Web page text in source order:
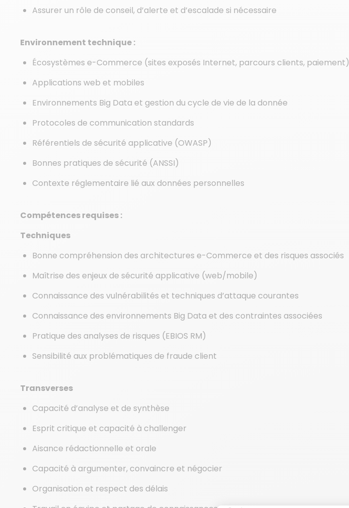
Assurer un rôle de conseil, d’alerte et d’escalade si nécessaire
Environnement technique :
Écosystèmes e-Commerce (sites exposés Internet, parcours clients, paiement)
Applications web et mobiles
Environnements Big Data et gestion du cycle de vie de la donnée
Protocoles de communication standards
Référentiels de sécurité applicative (OWASP)
Bonnes pratiques de sécurité (ANSSI)
Contexte réglementaire lié aux données personnelles
Compétences requises :
Techniques
Bonne compréhension des architectures e-Commerce et des risques associés
Maîtrise des enjeux de sécurité applicative (web/mobile)
Connaissance des vulnérabilités et techniques d’attaque courantes
Connaissance des environnements Big Data et des contraintes associées
Pratique des analyses de risques (EBIOS RM)
Sensibilité aux problématiques de fraude client
Transverses
Capacité d’analyse et de synthèse
Esprit critique et capacité à challenger
Aisance rédactionnelle et orale
Capacité à argumenter, convaincre et négocier
Organisation et respect des délais